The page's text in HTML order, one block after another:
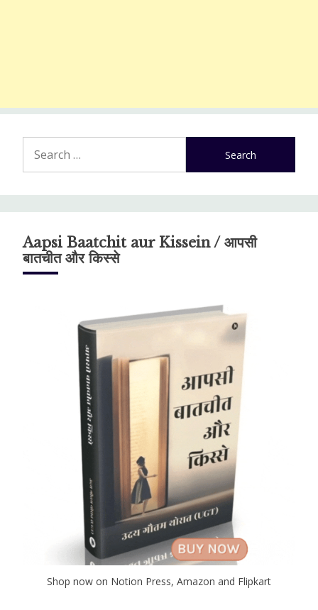
for:
Aapsi Baatchit aur Kissein / आपसी
बातचीत और किस्से
Shop now on Notion Press, Amazon and Flipkart